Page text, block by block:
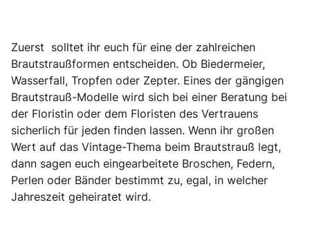
Zuerst solltet ihr euch für eine der zahlreichen
Brautstraußformen entscheiden. Ob Biedermeier,
Wasserfall, Tropfen oder Zepter. Eines der gängigen
Brautstrauß-Modelle wird sich bei einer Beratung bei
der Floristin oder dem Floristen des Vertrauens
sicherlich für jeden finden lassen. Wenn ihr großen
Wert auf das Vintage-Thema beim Brautstrauß legt,
dann sagen euch eingearbeitete Broschen, Federn,
Perlen oder Bänder bestimmt zu, egal, in welcher
Jahreszeit geheiratet wird.